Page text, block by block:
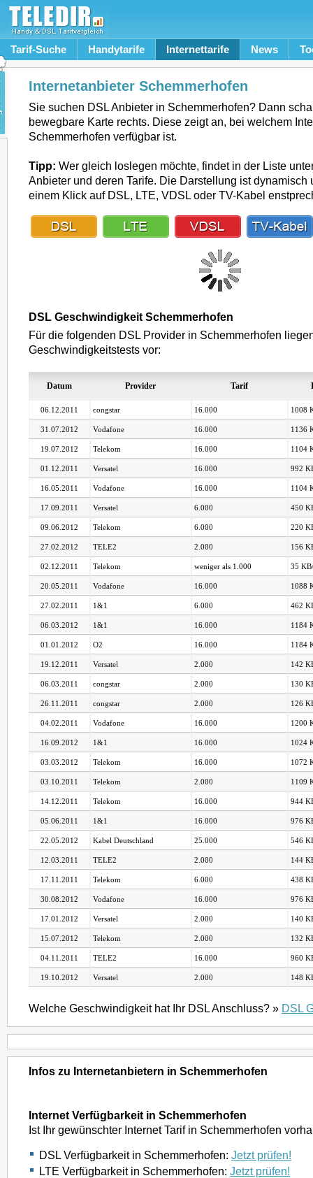
Tarif-Suche Handytarife Internettarife News
Internetanbieter Schemmerhofen
Sie suchen DSL Anbieter in Schemmerhofen? Dann
bewegbare Karte rechts. Diese zeigt an, bei welchem
Schemmerhofen verfügbar ist.
Tipp: Wer gleich loslegen möchte, findet in der Liste
Anbieter und deren Tarife. Die Darstellung ist dynamisch
einem Klick auf DSL, LTE, VDSL oder TV-Kabel
DSL Geschwindigkeit Schemmerhofen
Für die folgenden DSL Provider in Schemmerhofen
Geschwindigkeitstests vor:
Datum Provider Tarif
06.12.2011 congstar 16.000 1008
31.07.2012 Vodafone 16.000 1136
19.07.2012 Telekom 16.000 1104
01.12.2011 Versatel 16.000 992
16.05.2011 Vodafone 16.000 1104
17.09.2011 Versatel 6.000 450
09.06.2012 Telekom 6.000 220
27.02.2012 TELE2 2.000 156
02.12.2011 Telekom weniger als 1.000 35
20.05.2011 Vodafone 16.000 1088
27.02.2011 1&1 6.000 462
06.03.2012 1&1 16.000 1184
01.01.2012 O2 16.000 1184
19.12.2011 Versatel 2.000 142
06.03.2011 congstar 2.000 130
26.11.2011 congstar 2.000 126
04.02.2011 Vodafone 16.000 1200
16.09.2012 1&1 16.000 1024
03.03.2012 Telekom 16.000 1072
03.10.2011 Telekom 2.000 1109
14.12.2011 Telekom 16.000 944
05.06.2011 1&1 16.000 976
22.05.2012 Kabel Deutschland 25.000 546
12.03.2011 TELE2 2.000 144
17.11.2011 Telekom 6.000 438
30.08.2012 Vodafone 16.000 976
17.01.2012 Versatel 2.000 140
15.07.2012 Telekom 2.000 132
04.11.2011 TELE2 16.000 960
19.10.2012 Versatel 2.000 148
Welche Geschwindigkeit hat Ihr DSL Anschluss? » DSL
Infos zu Internetanbietern in Schemmerhofen
Internet Verfügbarkeit in Schemmerhofen
Ist Ihr gewünschter Internet Tarif in Schemmerhofen
DSL Verfügbarkeit in Schemmerhofen: Jetzt prüfen!
LTE Verfügbarkeit in Schemmerhofen: Jetzt prüfen!